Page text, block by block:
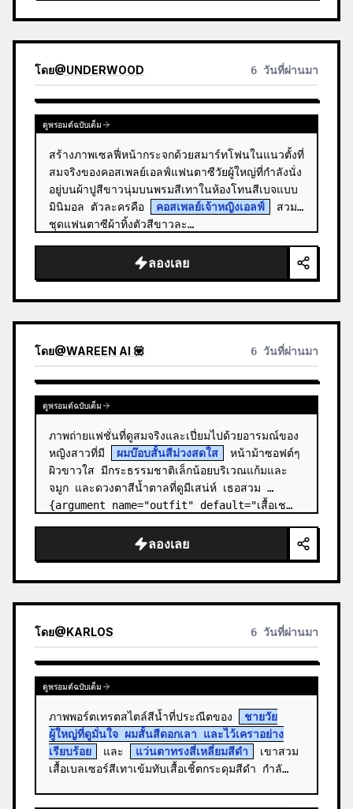
โดย@UNDERWOOD 6 วันที่ผ่านมา
ดูพรอมต์ฉบับเต็ม
สร้างภาพเซลฟี่หน้ากระจกด้วยสมาร์ทโฟนในแนวตั้งที่
สมจริงของคอสเพลย์เอลฟ์แฟนตาซีวัยผู้ใหญ่ที่กำลังนั่ง
อยู่บนผ้าปูสีขาวนุ่มบนพรมสีเทาในห้องโทนสีเบจแบบ
มินิมอล ตัวละครคือ
คอสเพลย์เจ้าหญิงเอลฟ์
สวม
ชุดแฟนตาซีผ้าทิ้งตัวสีขาวละ…
ลองเลย
โดย@WAREEN AI 💟 6 วันที่ผ่านมา
ดูพรอมต์ฉบับเต็ม
ภาพถ่ายแฟชั่นที่ดูสมจริงและเปี่ยมไปด้วยอารมณ์ของ
หญิงสาวที่มี
ผมบ๊อบสั้นสีม่วงสดใส
หน้าม้าซอฟต์ๆ
ผิวขาวใส มีกระธรรมชาติเล็กน้อยบริเวณแก้มและ
จมูก และดวงตาสีน้ำตาลที่ดูมีเสน่ห์ เธอสวม
{argument name="outfit" default="เสื้อเช…
ลองเลย
โดย@KARLOS 6 วันที่ผ่านมา
ดูพรอมต์ฉบับเต็ม
ภาพพอร์ตเทรตสไตล์สีน้ำที่ประณีตของ
ชายวัย
ผู้ใหญ่ที่ดูมั่นใจ ผมสั้นสีดอกเลา และไว้เคราอย่าง
เรียบร้อย
และ แว่นตาทรงสี่เหลี่ยมสีดำ
เขาสวม
เสื้อเบลเซอร์สีเทาเข้มทับเสื้อเชิ้ตกระดุมสีดำ กำลั…